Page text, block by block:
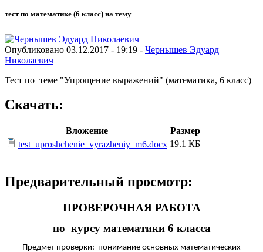
тест по математике (6 класс) на тему
Опубликовано 03.12.2017 - 19:19 - Чернышев Эдуард
Николаевич
Тест по теме "Упрощение выражений" (математика, 6 класс)
Скачать:
Вложение
Размер
test_uproshchenie_vyrazheniy_m6.docx 19.1 КБ
Предварительный просмотр:
ПРОВЕРОЧНАЯ РАБОТА
по курсу математики 6 класса
Предмет проверки: понимание основных математических